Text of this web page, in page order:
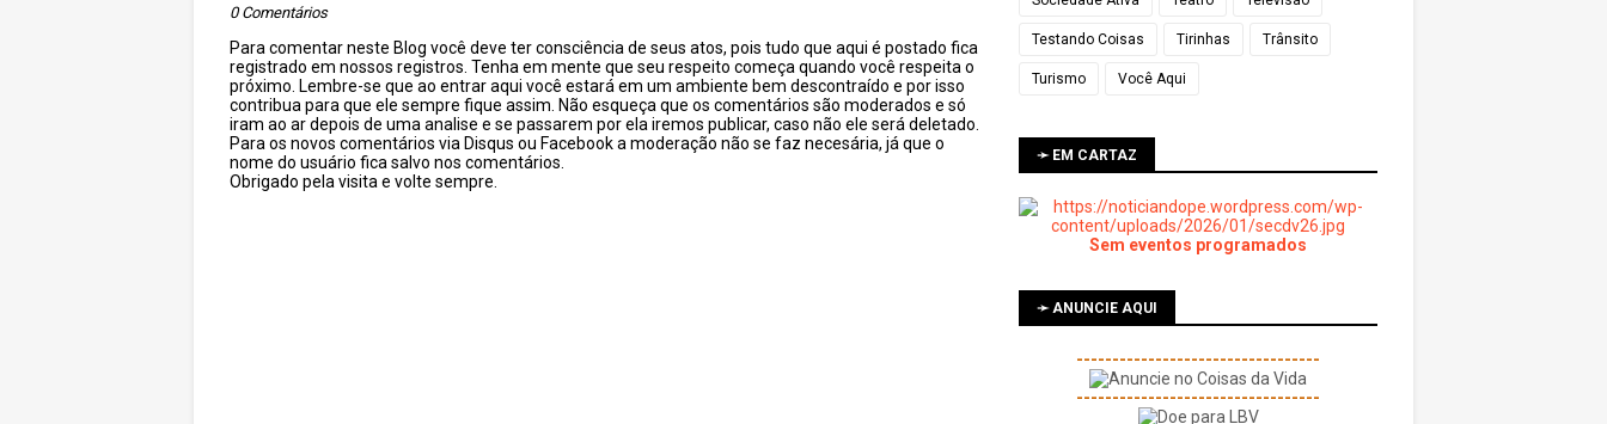
0 Comentários
Para comentar neste Blog você deve ter consciência de seus atos, pois tudo que aqui é postado fica
registrado em nossos registros. Tenha em mente que seu respeito começa quando você respeita o
próximo. Lembre-se que ao entrar aqui você estará em um ambiente bem descontraído e por isso
contribua para que ele sempre fique assim. Não esqueça que os comentários são moderados e só
iram ao ar depois de uma analise e se passarem por ela iremos publicar, caso não ele será deletado.
Para os novos comentários via Disqus ou Facebook a moderação não se faz necesária, já que o
nome do usuário fica salvo nos comentários.
Obrigado pela visita e volte sempre.
Testando Coisas Tirinhas Trânsito
Turismo Você Aqui
➛ EM CARTAZ
Sem eventos programados
➛ ANUNCIE AQUI
----------------------------------
----------------------------------